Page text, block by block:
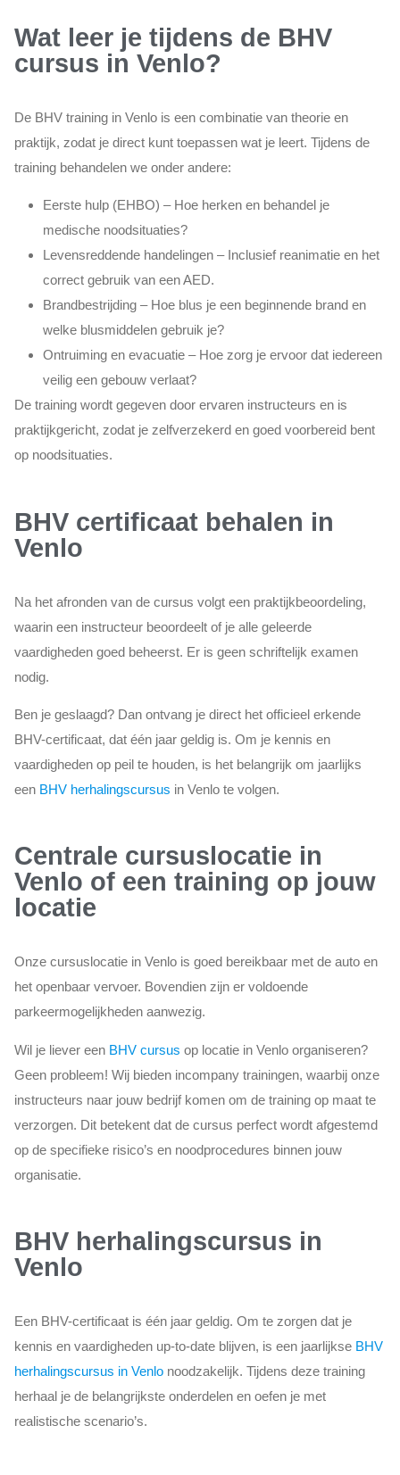
Wat leer je tijdens de BHV
cursus in Venlo?
De BHV training in Venlo is een combinatie van theorie en
praktijk, zodat je direct kunt toepassen wat je leert. Tijdens de
training behandelen we onder andere:
Eerste hulp (EHBO) – Hoe herken en behandel je
medische noodsituaties?
Levensreddende handelingen – Inclusief reanimatie en het
correct gebruik van een AED.
Brandbestrijding – Hoe blus je een beginnende brand en
welke blusmiddelen gebruik je?
Ontruiming en evacuatie – Hoe zorg je ervoor dat iedereen
veilig een gebouw verlaat?
De training wordt gegeven door ervaren instructeurs en is
praktijkgericht, zodat je zelfverzekerd en goed voorbereid bent
op noodsituaties.
BHV certificaat behalen in
Venlo
Na het afronden van de cursus volgt een praktijkbeoordeling,
waarin een instructeur beoordeelt of je alle geleerde
vaardigheden goed beheerst. Er is geen schriftelijk examen
nodig.
Ben je geslaagd? Dan ontvang je direct het officieel erkende
BHV-certificaat, dat één jaar geldig is. Om je kennis en
vaardigheden op peil te houden, is het belangrijk om jaarlijks
een BHV herhalingscursus in Venlo te volgen.
Centrale cursuslocatie in
Venlo of een training op jouw
locatie
Onze cursuslocatie in Venlo is goed bereikbaar met de auto en
het openbaar vervoer. Bovendien zijn er voldoende
parkeermogelijkheden aanwezig.
Wil je liever een BHV cursus op locatie in Venlo organiseren?
Geen probleem! Wij bieden incompany trainingen, waarbij onze
instructeurs naar jouw bedrijf komen om de training op maat te
verzorgen. Dit betekent dat de cursus perfect wordt afgestemd
op de specifieke risico’s en noodprocedures binnen jouw
organisatie.
BHV herhalingscursus in
Venlo
Een BHV-certificaat is één jaar geldig. Om te zorgen dat je
kennis en vaardigheden up-to-date blijven, is een jaarlijkse BHV
herhalingscursus in Venlo noodzakelijk. Tijdens deze training
herhaal je de belangrijkste onderdelen en oefen je met
realistische scenario’s.